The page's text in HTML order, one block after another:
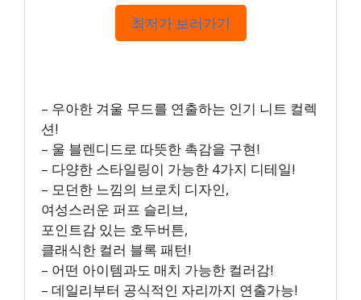
최저가 보러가기
– 우아한 겨울 무드를 연출하는 인기 니트 컬렉
션!
– 울 블렌디드로 따뜻한 촉감을 구현!
– 다양한 스타일링이 가능한 4가지 디테일!
– 모던한 느낌의 브로치 디자인,
여성스러운 퍼프 슬리브,
포인트감 있는 호두버튼,
클래식한 컬러 블록 패턴!
– 어떤 아이템과도 매치 가능한 컬러감!
– 데일리부터 공식적인 자리까지 연출가능!